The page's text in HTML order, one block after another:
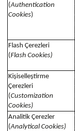
(Authentication
Cookies)
Flash Çerezleri
(Flash Cookies)
Kişiselleştirme
Çerezleri
(Customization
Cookies)
Analitik Çerezler
(Analytical Cookies)